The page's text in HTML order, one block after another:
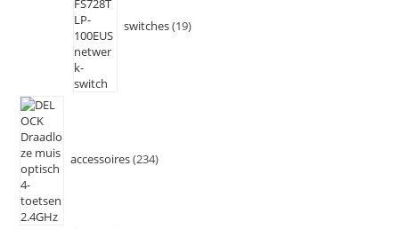
switches 19
accessoires 234